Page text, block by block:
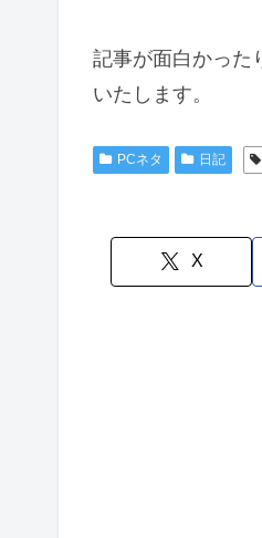
記事が面白かった
いたします。
PCネタ 日記
X